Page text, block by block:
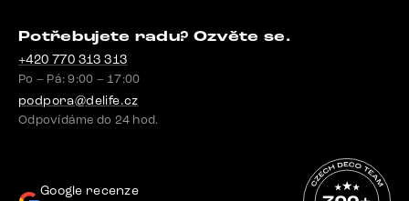
Potřebujete radu? Ozvěte se.
+420 770 313 313
Po – Pá: 9:00 – 17:00
podpora@delife.cz
Odpovídáme do 24 hod.
Google recenze